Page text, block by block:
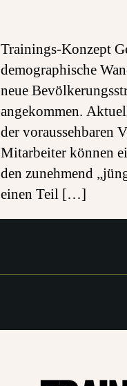
Trainings-Konzept
demographische
neue
angekommen.
der voraussehbaren
Mitarbeiter können
den zunehmend
einen Teil […]